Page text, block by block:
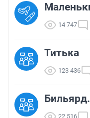
14 747
Титька
123 436
22 516